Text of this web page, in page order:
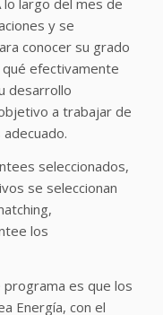
lo largo del mes de
y se
conocer su grado
efectivamente
desarrollo
a trabajar de
seleccionados,
se seleccionan
los
es que los
Energía, con el